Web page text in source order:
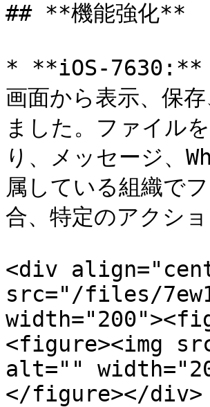
## **機能強化**
* **iOS-7630:**
画面から表示、保
ました。ファイル
り、メッセージ、
属している組織で
合、特定のアクシ
<div
src="/files/
<figure><img
alt=""
</figure></div>